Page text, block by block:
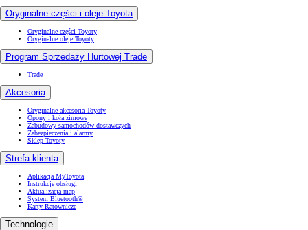
Oryginalne części i oleje Toyota
Oryginalne części Toyoty
Oryginalne oleje Toyoty
Program Sprzedaży Hurtowej Trade
Trade
Akcesoria
Oryginalne akcesoria Toyoty
Opony i koła zimowe
Zabudowy samochodów dostawczych
Zabezpieczenia i alarmy
Sklep Toyoty
Strefa klienta
Aplikacja MyToyota
Instrukcje obsługi
Aktualizacja map
System Bluetooth®
Karty Ratownicze
Technologie